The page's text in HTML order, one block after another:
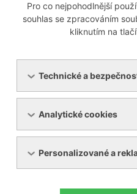
Volitelné
Pro co nejpohodlnější
souhlas se zpracováním
kliknutím na
Technické a
Analytické cookies
Personalizované a